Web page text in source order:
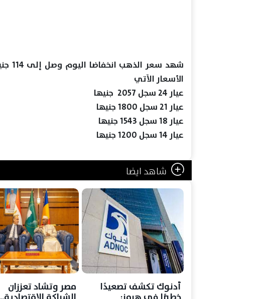
الأسعار الآتي
عيار 24 سجل 2057 جنيها
عيار 21 سجل 1800 جنيها
عيار 18 سجل 1543 جنيها
عيار 14 سجل 1200 جنيها
شاهد ايضا
أدنوك تكشف تصعيدًا
مصر وتشاد تعززان